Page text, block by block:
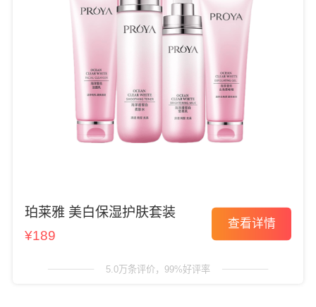
珀莱雅 美白保湿护肤套装
¥189
查看详情
5.0万条评价，99%好评率